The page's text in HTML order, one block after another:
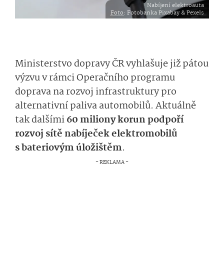
Nabíjení elektroauta
Foto: Fotobanka Pixabay & Pexels
Ministerstvo dopravy ČR vyhlašuje již pátou
výzvu v rámci Operačního programu
doprava na rozvoj infrastruktury pro
alternativní paliva automobilů. Aktuálně
tak dalšími60 miliony korun podpoří
rozvoj sítě nabíječek elektromobilů
s bateriovým úložištěm.